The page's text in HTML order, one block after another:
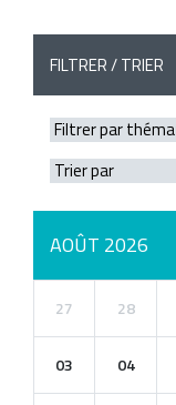
FILTRER / TRIER
AOÛT 2026
27 28
03 04